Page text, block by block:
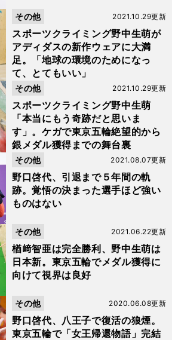
スポーツクライミング野中生萌が
アディダスの新作ウェアに大満
足。「地球の環境のためになっ
て、とてもいい」
2021.10.29更新
その他
スポーツクライミング野中生萌
「本当にもう奇跡だと思いま
す」。ケガで東京五輪絶望的から
銀メダル獲得までの舞台裏
2021.10.29更新
その他
野口啓代、引退まで５年間の軌
跡。覚悟の決まった選手ほど強い
ものはない
2021.08.07更新
その他
楢﨑智亜は完全勝利、野中生萌は
日本新。東京五輪でメダル獲得に
向けて視界は良好
2021.06.22更新
その他
野口啓代、八王子で復活の狼煙。
東京五輪で「女王帰還物語」完結
2020.06.08更新
その他